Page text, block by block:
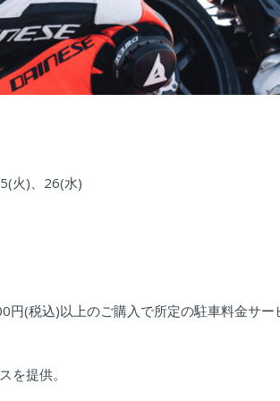
火)、26(水)
(税込)以上のご購入で所定の駐車料金サー
を提供。